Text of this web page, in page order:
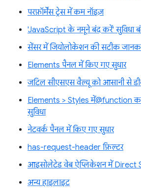
परफ़ॉर्मेंस ट्रेस में कम नॉइज़
'JavaScript के नमूने बंद करें' सुविधा
सेंसर में जियोलोकेशन की सटीक
Elements पैनल में किए गए सुधार
जटिल सीएसएस वैल्यू को आसानी से
Elements > Styles में@function
सुविधा
नेटवर्क पैनल में किए गए सुधार
has-request-header फ़िल्टर
आइसोलेटेड वेब ऐप्लिकेशन में Direct
अन्य हाइलाइट